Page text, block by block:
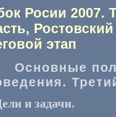
Росии 2007.
этап
Основные
и задачи.